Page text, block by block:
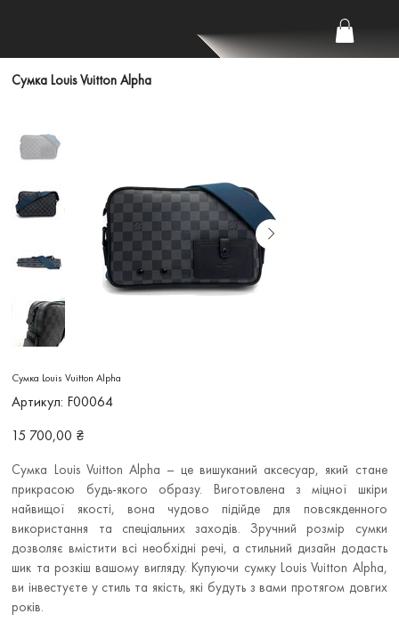
Сумка Louis Vuitton Alpha
Сумка Louis Vuitton Alpha
Артикул: Артикул
F00064
F00064
Ціна
15 700,00 ₴
Сумка Louis Vuitton Alpha – це вишуканий аксесуар, який стане
прикрасою будь-якого образу. Виготовлена з міцної шкіри
найвищої якості, вона чудово підійде для повсякденного
використання та спеціальних заходів. Зручний розмір сумки
дозволяє вмістити всі необхідні речі, а стильний дизайн додасть
шик та розкіш вашому вигляду. Купуючи сумку Louis Vuitton Alpha,
ви інвестуєте у стиль та якість, які будуть з вами протягом довгих
років.